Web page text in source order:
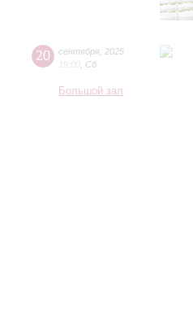
20 сентября 2025
19:00 Сб
Большой зал